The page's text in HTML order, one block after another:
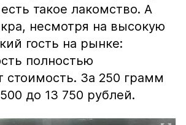
такое лакомство. А
несмотря на высокую
гость на рынке:
полностью
стоимость. За 250 грамм
до 13 750 рублей.